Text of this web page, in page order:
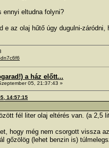
ennyi eltudna folyni?
e az olaj hűtő úgy dugulni-
a ház előtt...
05, 21:37:43 »
14:57:15
fél liter olaj eltérés van. (a 2,5
hogy még nem csorgott vissza
gőzölög (lehet benzin is)